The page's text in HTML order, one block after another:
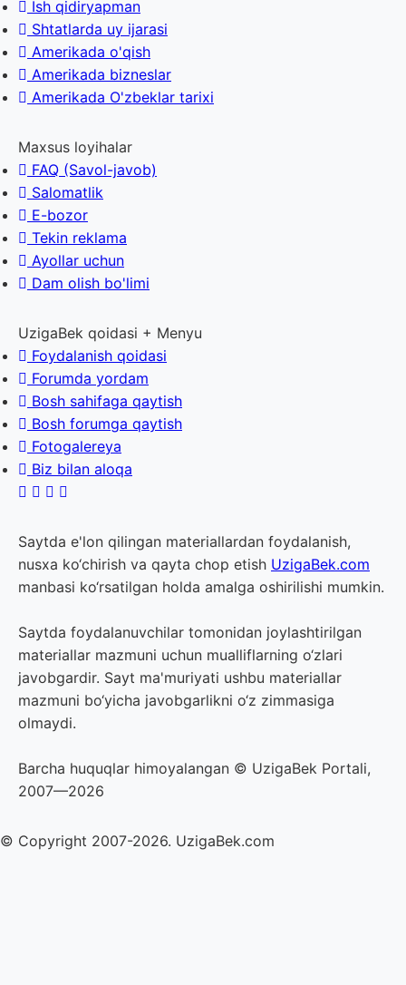
Ish qidiryapman
Shtatlarda uy ijarasi
Amerikada o'qish
Amerikada bizneslar
Amerikada O'zbeklar tarixi
Maxsus loyihalar
FAQ (Savol-javob)
Salomatlik
E-bozor
Tekin reklama
Ayollar uchun
Dam olish bo'limi
UzigaBek qoidasi + Menyu
Foydalanish qoidasi
Forumda yordam
Bosh sahifaga qaytish
Bosh forumga qaytish
Fotogalereya
Biz bilan aloqa
Saytda e'lon qilingan materiallardan foydalanish,
nusxa ko‘chirish va qayta chop etish UzigaBek.com
manbasi ko‘rsatilgan holda amalga oshirilishi mumkin.
Saytda foydalanuvchilar tomonidan joylashtirilgan
materiallar mazmuni uchun mualliflarning o‘zlari
javobgardir. Sayt ma'muriyati ushbu materiallar
mazmuni bo‘yicha javobgarlikni o‘z zimmasiga
olmaydi.
Barcha huquqlar himoyalangan © UzigaBek Portali,
2007—2026
© Copyright 2007-2026. UzigaBek.com